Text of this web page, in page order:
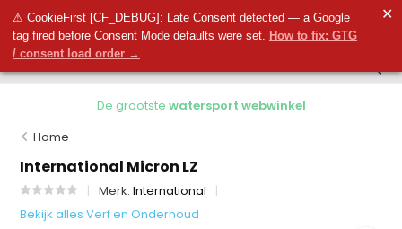
⚠ CookieFirst [CF_DEBUG]: Late Consent detected — a Google
tag fired before Consent Mode defaults were set. How to fix: GTG
/ consent load order →
✕
0 0
De grootstewatersport webwinkel
Home
International Micron LZ
Merk:International
Bekijk alles Verf en Onderhoud